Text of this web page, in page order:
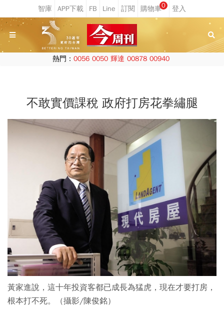
0
熱門： 0056 0050 輝達 00878 00940
不敢實價課稅 政府打房花拳繡腿
黃家進說，這十年投資客都已成長為猛虎，現在才要打房，
根本打不死。（攝影/陳俊銘）